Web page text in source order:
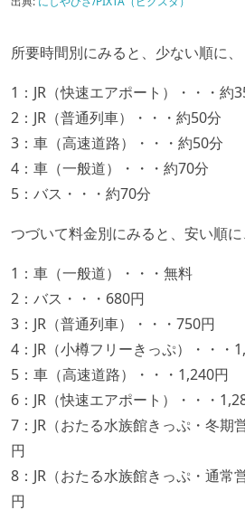
所要時間別にみると、少ない順に、
1：JR（快速エアポート）・・・約
2：JR（普通列車）・・・約50分
3：車（高速道路）・・・約50分
4：車（一般道）・・・約70分
5：バス・・・約70分
つづいて料金別にみると、安い順に
1：車（一般道）・・・無料
2：バス・・・680円
3：JR（普通列車）・・・750円
4：JR（小樽フリーきっぷ）・・・
5：車（高速道路）・・・1,240円
6：JR（快速エアポート）・・・
7：JR（おたる水族館きっぷ・冬期
円
8：JR（おたる水族館きっぷ・通常
円